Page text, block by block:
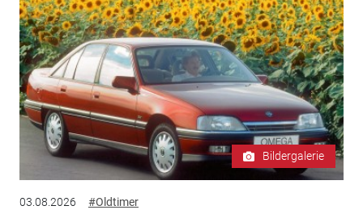
Bildergalerie
03.08.2026 #Oldtimer